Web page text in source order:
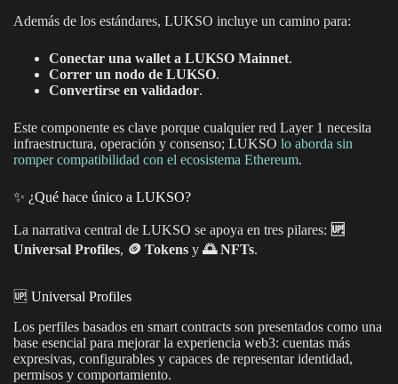
Además de los estándares, LUKSO incluye un camino para:
Conectar una wallet a LUKSO Mainnet.
Correr un nodo de LUKSO.
Convertirse en validador.
Este componente es clave porque cualquier red Layer 1 necesita
infraestructura, operación y consenso; LUKSO lo aborda sin
romper compatibilidad con el ecosistema Ethereum.
✨ ¿Qué hace único a LUKSO?
La narrativa central de LUKSO se apoya en tres pilares: 🆙
Universal Profiles, 🪙 Tokens y 🌅 NFTs.
🆙 Universal Profiles
Los perfiles basados en smart contracts son presentados como una
base esencial para mejorar la experiencia web3: cuentas más
expresivas, configurables y capaces de representar identidad,
permisos y comportamiento.